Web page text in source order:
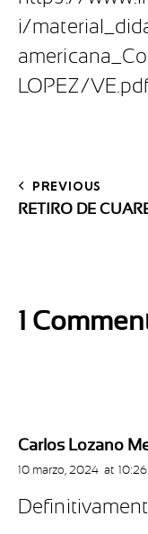
i/
LOPEZ/
PREVIOUS
RETIRO DE
1
Carlos Lozano
10 marzo, 2024 at